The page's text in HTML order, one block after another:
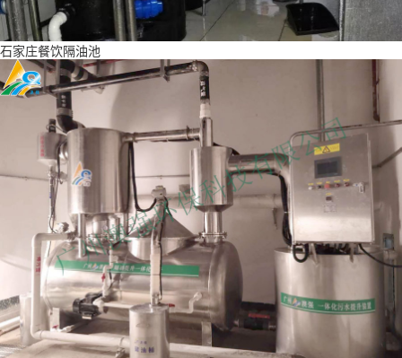
石家庄餐饮隔油池